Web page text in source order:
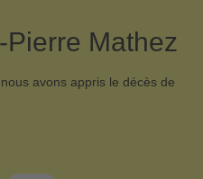
Mathez
avons appris le décès de